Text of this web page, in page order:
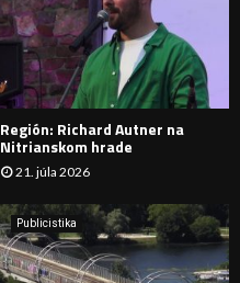
D
A
N
Región: Richard Autner na
Nitrianskom hrade
21. júla 2026
Publicistika